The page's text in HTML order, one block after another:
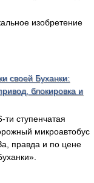
изобретение
своей Буханки:
блокировка и
ти ступенчатая
микроавтобус
правда и по цене